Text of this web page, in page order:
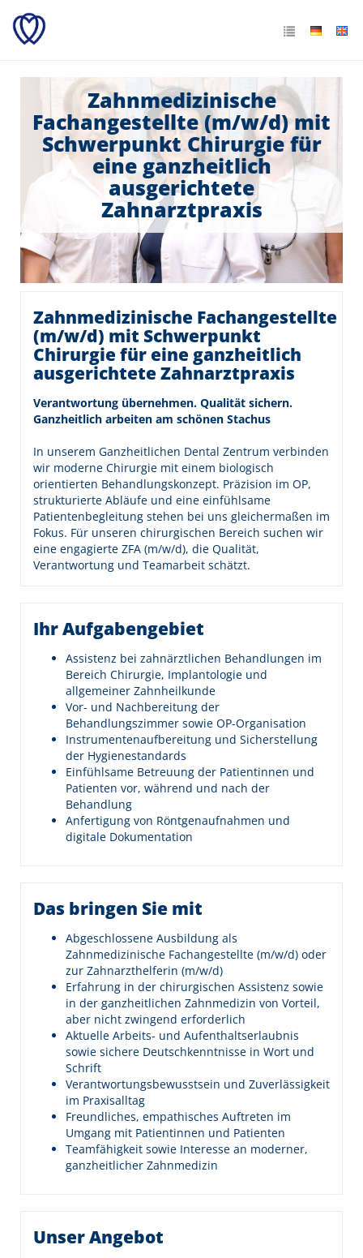
Zahnmedizinische
Fachangestellte (m/w/d) mit
Schwerpunkt Chirurgie für
eine ganzheitlich
ausgerichtete
Zahnarztpraxis
Zahnmedizinische Fachangestellte
(m/w/d) mit Schwerpunkt
Chirurgie für eine ganzheitlich
ausgerichtete Zahnarztpraxis
Verantwortung übernehmen. Qualität sichern.
Ganzheitlich arbeiten am schönen Stachus
In unserem Ganzheitlichen Dental Zentrum verbinden
wir moderne Chirurgie mit einem biologisch
orientierten Behandlungskonzept. Präzision im OP,
strukturierte Abläufe und eine einfühlsame
Patientenbegleitung stehen bei uns gleichermaßen im
Fokus. Für unseren chirurgischen Bereich suchen wir
eine engagierte ZFA (m/w/d), die Qualität,
Verantwortung und Teamarbeit schätzt.
Ihr Aufgabengebiet
Assistenz bei zahnärztlichen Behandlungen im
Bereich Chirurgie, Implantologie und
allgemeiner Zahnheilkunde
Vor- und Nachbereitung der
Behandlungszimmer sowie OP-Organisation
Instrumentenaufbereitung und Sicherstellung
der Hygienestandards
Einfühlsame Betreuung der Patientinnen und
Patienten vor, während und nach der
Behandlung
Anfertigung von Röntgenaufnahmen und
digitale Dokumentation
Das bringen Sie mit
Abgeschlossene Ausbildung als
Zahnmedizinische Fachangestellte (m/w/d) oder
zur Zahnarzthelferin (m/w/d)
Erfahrung in der chirurgischen Assistenz sowie
in der ganzheitlichen Zahnmedizin von Vorteil,
aber nicht zwingend erforderlich
Aktuelle Arbeits- und Aufenthaltserlaubnis
sowie sichere Deutschkenntnisse in Wort und
Schrift
Verantwortungsbewusstsein und Zuverlässigkeit
im Praxisalltag
Freundliches, empathisches Auftreten im
Umgang mit Patientinnen und Patienten
Teamfähigkeit sowie Interesse an moderner,
ganzheitlicher Zahnmedizin
Unser Angebot